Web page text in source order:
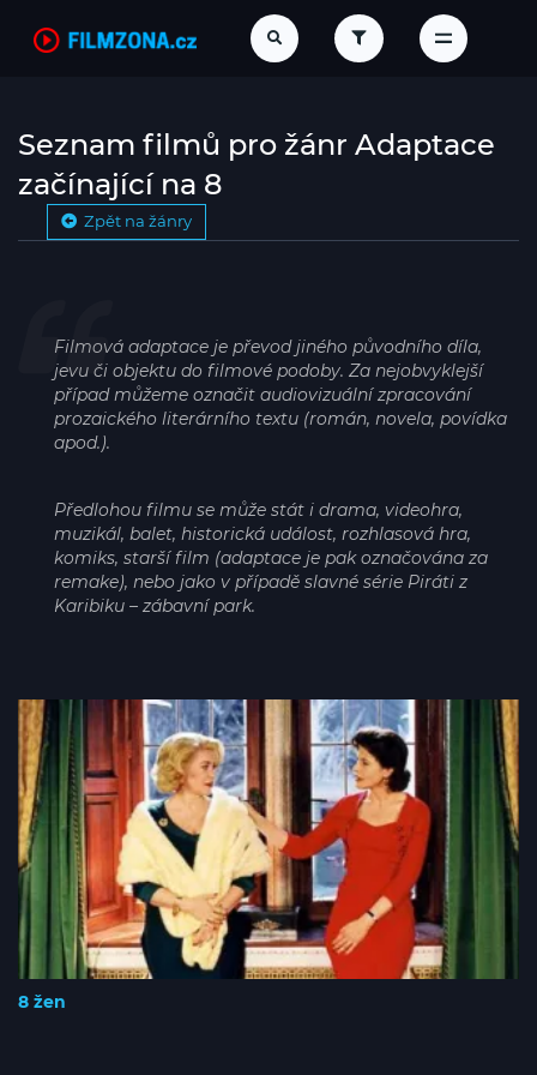
Seznam filmů pro žánr Adaptace
začínající na 8
Zpět na žánry
Filmová adaptace je převod jiného původního díla,
jevu či objektu do filmové podoby. Za nejobvyklejší
případ můžeme označit audiovizuální zpracování
prozaického literárního textu (román, novela, povídka
apod.).
Předlohou filmu se může stát i drama, videohra,
muzikál, balet, historická událost, rozhlasová hra,
komiks, starší film (adaptace je pak označována za
remake), nebo jako v případě slavné série Piráti z
Karibiku – zábavní park.
8 žen